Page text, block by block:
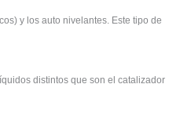
y los auto nivelantes. Este tipo de
distintos que son el catalizador